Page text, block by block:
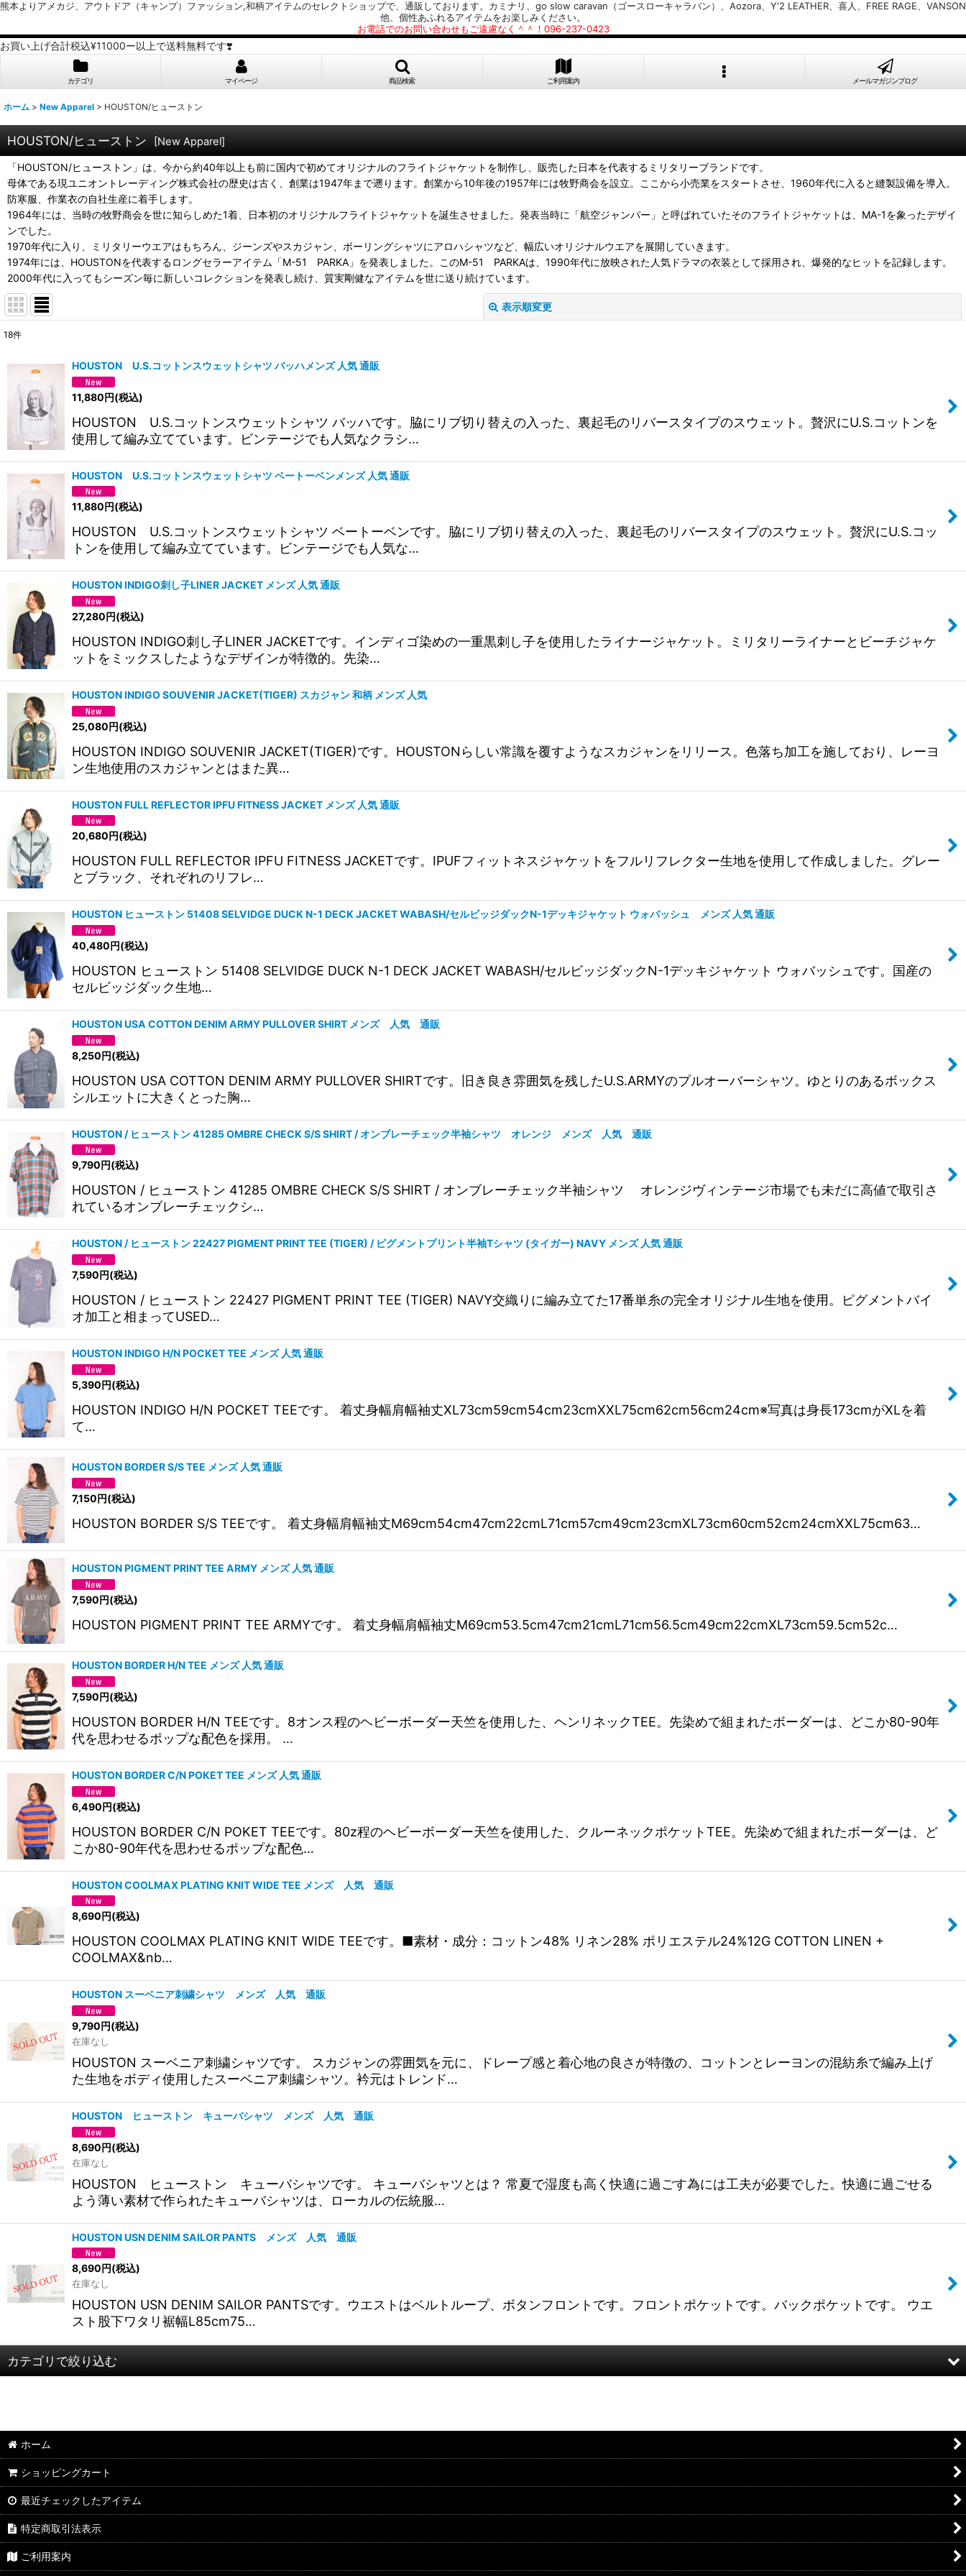
熊本よりアメカジ、アウトドア（キャンプ）ファッション,和柄アイテムのセレクトショップで、通販しております。カミナリ、go slow caravan（ゴースローキャラバン）、Aozora、Y'2 LEATHER、喜人、FREE RAGE、VANSON
他、個性あふれるアイテムをお楽しみください。
お電話でのお問い合わせもご遠慮なく＾＾！096-237-0423
お買い上げ合計税込¥11000ー以上で送料無料です❣️
カテゴリ マイページ 商品検索 ご利用案内 メールマガジンブログ
ホーム > New Apparel > HOUSTON/ヒューストン
HOUSTON/ヒューストン [New Apparel]
「HOUSTON/ヒューストン」は、今から約40年以上も前に国内で初めてオリジナルのフライトジャケットを制作し、販売した日本を代表するミリタリーブランドです。
母体である現ユニオントレーディング株式会社の歴史は古く、創業は1947年まで遡ります。創業から10年後の1957年には牧野商会を設立。ここから小売業をスタートさせ、1960年代に入ると縫製設備を導入。
防寒服、作業衣の自社生産に着手します。
1964年には、当時の牧野商会を世に知らしめた1着、日本初のオリジナルフライトジャケットを誕生させました。発表当時に「航空ジャンパー」と呼ばれていたそのフライトジャケットは、MA-1を象ったデザイ
ンでした。
1970年代に入り、ミリタリーウエアはもちろん、ジーンズやスカジャン、ボーリングシャツにアロハシャツなど、幅広いオリジナルウエアを展開していきます。
1974年には、HOUSTONを代表するロングセラーアイテム「M-51 PARKA」を発表しました。このM-51 PARKAは、1990年代に放映された人気ドラマの衣装として採用され、爆発的なヒットを記録します。
2000年代に入ってもシーズン毎に新しいコレクションを発表し続け、質実剛健なアイテムを世に送り続けています。
表示順変更
表示数
並び順
絞り込む
18件
HOUSTON U.S.コットンスウェットシャツ バッハメンズ 人気 通販
11,880円(税込)
HOUSTON U.S.コットンスウェットシャツ バッハです。脇にリブ切り替えの入った、裏起毛のリバースタイプのスウェット。贅沢にU.S.コットンを
使用して編み立てています。ビンテージでも人気なクラシ…
HOUSTON U.S.コットンスウェットシャツ ベートーベンメンズ 人気 通販
11,880円(税込)
HOUSTON U.S.コットンスウェットシャツ ベートーベンです。脇にリブ切り替えの入った、裏起毛のリバースタイプのスウェット。贅沢にU.S.コッ
トンを使用して編み立てています。ビンテージでも人気な…
HOUSTON INDIGO刺し子LINER JACKET メンズ 人気 通販
27,280円(税込)
HOUSTON INDIGO刺し子LINER JACKETです。インディゴ染めの一重黒刺し子を使用したライナージャケット。ミリタリーライナーとビーチジャケ
ットをミックスしたようなデザインが特徴的。先染…
HOUSTON INDIGO SOUVENIR JACKET(TIGER) スカジャン 和柄 メンズ 人気
25,080円(税込)
HOUSTON INDIGO SOUVENIR JACKET(TIGER)です。HOUSTONらしい常識を覆すようなスカジャンをリリース。色落ち加工を施しており、レーヨ
ン生地使用のスカジャンとはまた異…
HOUSTON FULL REFLECTOR IPFU FITNESS JACKET メンズ 人気 通販
20,680円(税込)
HOUSTON FULL REFLECTOR IPFU FITNESS JACKETです。IPUFフィットネスジャケットをフルリフレクター生地を使用して作成しました。グレー
とブラック、それぞれのリフレ…
HOUSTON ヒューストン 51408 SELVIDGE DUCK N-1 DECK JACKET WABASH/セルビッジダックN-1デッキジャケット ウォバッシュ メンズ 人気 通販
40,480円(税込)
HOUSTON ヒューストン 51408 SELVIDGE DUCK N-1 DECK JACKET WABASH/セルビッジダックN-1デッキジャケット ウォバッシュです。国産の
セルビッジダック生地…
HOUSTON USA COTTON DENIM ARMY PULLOVER SHIRT メンズ 人気 通販
8,250円(税込)
HOUSTON USA COTTON DENIM ARMY PULLOVER SHIRTです。旧き良き雰囲気を残したU.S.ARMYのプルオーバーシャツ。ゆとりのあるボックス
シルエットに大きくとった胸…
HOUSTON / ヒューストン 41285 OMBRE CHECK S/S SHIRT / オンブレーチェック半袖シャツ オレンジ メンズ 人気 通販
9,790円(税込)
HOUSTON / ヒューストン 41285 OMBRE CHECK S/S SHIRT / オンブレーチェック半袖シャツ オレンジヴィンテージ市場でも未だに高値で取引さ
れているオンブレーチェックシ…
HOUSTON / ヒューストン 22427 PIGMENT PRINT TEE (TIGER) / ピグメントプリント半袖Tシャツ (タイガー) NAVY メンズ 人気 通販
7,590円(税込)
HOUSTON / ヒューストン 22427 PIGMENT PRINT TEE (TIGER) NAVY交織りに編み立てた17番単糸の完全オリジナル生地を使用。ピグメントバイ
オ加工と相まってUSED…
HOUSTON INDIGO H/N POCKET TEE メンズ 人気 通販
5,390円(税込)
HOUSTON INDIGO H/N POCKET TEEです。 着丈身幅肩幅袖丈XL73cm59cm54cm23cmXXL75cm62cm56cm24cm※写真は身長173cmがXLを着
て…
HOUSTON BORDER S/S TEE メンズ 人気 通販
7,150円(税込)
HOUSTON BORDER S/S TEEです。 着丈身幅肩幅袖丈M69cm54cm47cm22cmL71cm57cm49cm23cmXL73cm60cm52cm24cmXXL75cm63…
HOUSTON PIGMENT PRINT TEE ARMY メンズ 人気 通販
7,590円(税込)
HOUSTON PIGMENT PRINT TEE ARMYです。 着丈身幅肩幅袖丈M69cm53.5cm47cm21cmL71cm56.5cm49cm22cmXL73cm59.5cm52c…
HOUSTON BORDER H/N TEE メンズ 人気 通販
7,590円(税込)
HOUSTON BORDER H/N TEEです。8オンス程のヘビーボーダー天竺を使用した、ヘンリネックTEE。先染めで組まれたボーダーは、どこか80-90年
代を思わせるポップな配色を採用。 …
HOUSTON BORDER C/N POKET TEE メンズ 人気 通販
6,490円(税込)
HOUSTON BORDER C/N POKET TEEです。80z程のヘビーボーダー天竺を使用した、クルーネックポケットTEE。先染めで組まれたボーダーは、ど
こか80-90年代を思わせるポップな配色…
HOUSTON COOLMAX PLATING KNIT WIDE TEE メンズ 人気 通販
8,690円(税込)
HOUSTON COOLMAX PLATING KNIT WIDE TEEです。■素材・成分：コットン48% リネン28% ポリエステル24%12G COTTON LINEN +
COOLMAX&nb…
HOUSTON スーベニア刺繍シャツ メンズ 人気 通販
9,790円(税込)
在庫なし
HOUSTON スーベニア刺繍シャツです。 スカジャンの雰囲気を元に、ドレープ感と着心地の良さが特徴の、コットンとレーヨンの混紡糸で編み上げ
た生地をボディ使用したスーベニア刺繍シャツ。衿元はトレンド…
HOUSTON ヒューストン キューバシャツ メンズ 人気 通販
8,690円(税込)
在庫なし
HOUSTON ヒューストン キューバシャツです。 キューバシャツとは？ 常夏で湿度も高く快適に過ごす為には工夫が必要でした。快適に過ごせる
よう薄い素材で作られたキューバシャツは、ローカルの伝統服…
HOUSTON USN DENIM SAILOR PANTS メンズ 人気 通販
8,690円(税込)
在庫なし
HOUSTON USN DENIM SAILOR PANTSです。ウエストはベルトループ、ボタンフロントです。フロントポケットです。バックポケットです。 ウエ
スト股下ワタリ裾幅L85cm75…
カテゴリで絞り込む
長袖
半袖
その他
ホーム
ショッピングカート
最近チェックしたアイテム
特定商取引法表示
ご利用案内